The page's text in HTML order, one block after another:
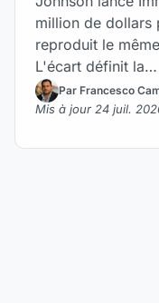
million de dollars
reproduit le
L'écart définit la…
Par Francesco
Mis à jour 24 juil.